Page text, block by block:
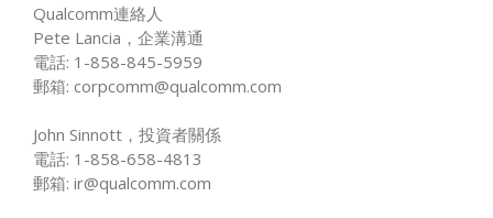
Qualcomm連絡人
Pete Lancia，企業溝通
電話: 1-858-845-5959
郵箱: corpcomm@qualcomm.com
John Sinnott，投資者關係
電話: 1-858-658-4813
郵箱: ir@qualcomm.com